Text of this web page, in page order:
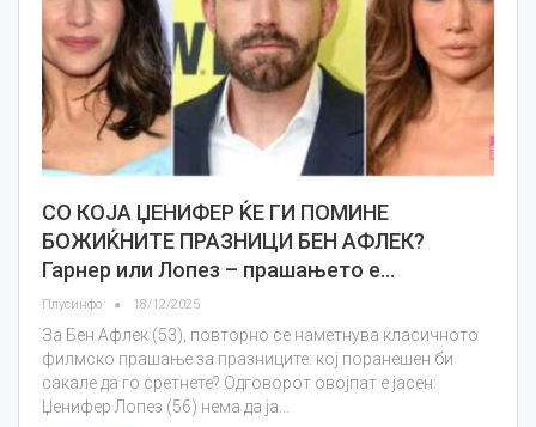
СО КОЈА ЏЕНИФЕР ЌЕ ГИ ПОМИНЕ
БОЖИЌНИТЕ ПРАЗНИЦИ БЕН АФЛЕК?
Гарнер или Лопез – прашањето е…
Плусинфо 18/12/2025
За Бен Афлек (53), повторно се наметнува класичното
филмско прашање за празниците: кој поранешен би
сакале да го сретнете? Одговорот овојпат е јасен:
Џенифер Лопез (56) нема да ја…